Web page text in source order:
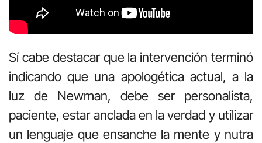
Sí cabe destacar que la intervención terminó
indicando que una apologética actual, a la
luz de Newman, debe ser personalista,
paciente, estar anclada en la verdad y utilizar
un lenguaje que ensanche la mente y nutra